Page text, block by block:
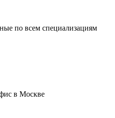
по всем специализациям
в Москве